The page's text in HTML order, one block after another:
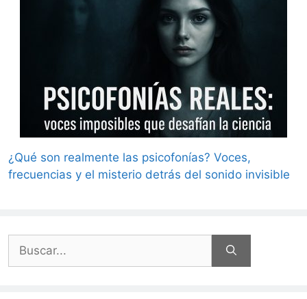
¿Qué son realmente las psicofonías? Voces,
frecuencias y el misterio detrás del sonido invisible